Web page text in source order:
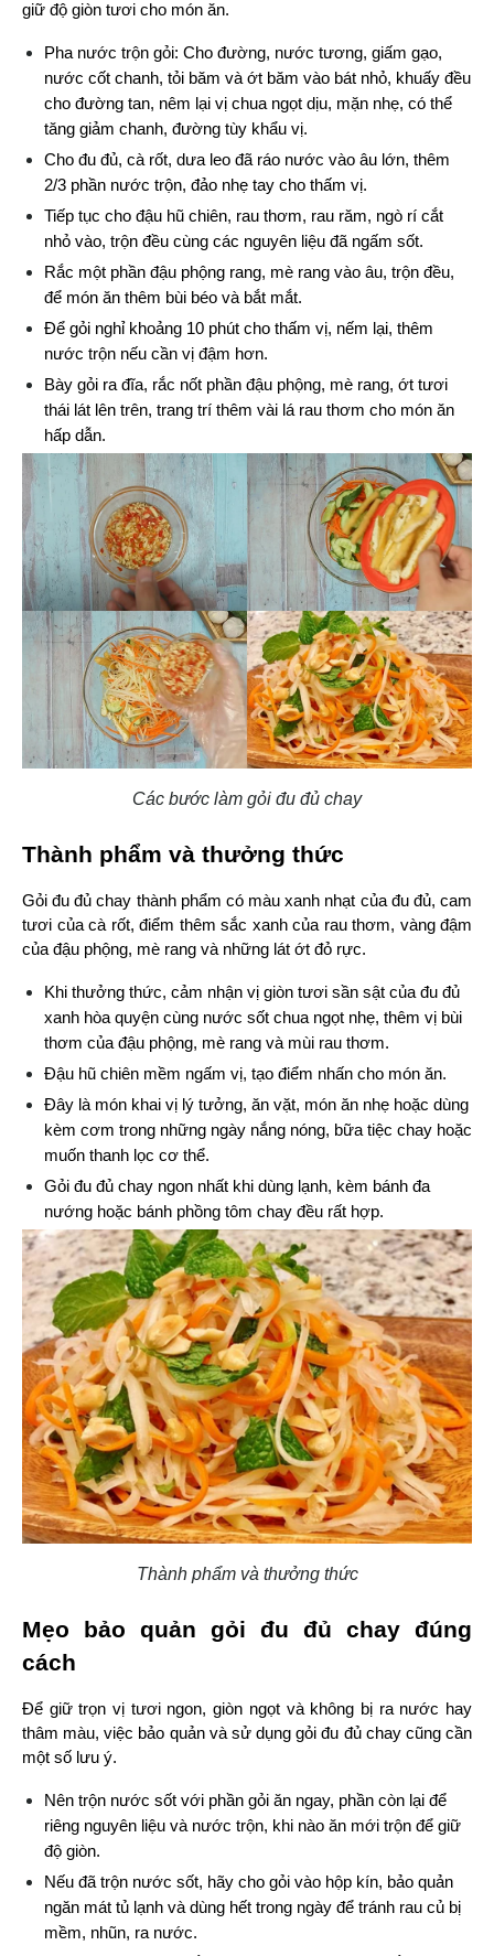
giữ độ giòn tươi cho món ăn.
Pha nước trộn gỏi: Cho đường, nước tương, giấm gạo,
nước cốt chanh, tỏi băm và ớt băm vào bát nhỏ, khuấy đều
cho đường tan, nêm lại vị chua ngọt dịu, mặn nhẹ, có thể
tăng giảm chanh, đường tùy khẩu vị.
Cho đu đủ, cà rốt, dưa leo đã ráo nước vào âu lớn, thêm
2/3 phần nước trộn, đảo nhẹ tay cho thấm vị.
Tiếp tục cho đậu hũ chiên, rau thơm, rau răm, ngò rí cắt
nhỏ vào, trộn đều cùng các nguyên liệu đã ngấm sốt.
Rắc một phần đậu phộng rang, mè rang vào âu, trộn đều,
để món ăn thêm bùi béo và bắt mắt.
Để gỏi nghỉ khoảng 10 phút cho thấm vị, nếm lại, thêm
nước trộn nếu cần vị đậm hơn.
Bày gỏi ra đĩa, rắc nốt phần đậu phộng, mè rang, ớt tươi
thái lát lên trên, trang trí thêm vài lá rau thơm cho món ăn
hấp dẫn.
Các bước làm gỏi đu đủ chay
Thành phẩm và thưởng thức
Gỏi đu đủ chay thành phẩm có màu xanh nhạt của đu đủ, cam
tươi của cà rốt, điểm thêm sắc xanh của rau thơm, vàng đậm
của đậu phộng, mè rang và những lát ớt đỏ rực.
Khi thưởng thức, cảm nhận vị giòn tươi sần sật của đu đủ
xanh hòa quyện cùng nước sốt chua ngọt nhẹ, thêm vị bùi
thơm của đậu phộng, mè rang và mùi rau thơm.
Đậu hũ chiên mềm ngấm vị, tạo điểm nhấn cho món ăn.
Đây là món khai vị lý tưởng, ăn vặt, món ăn nhẹ hoặc dùng
kèm cơm trong những ngày nắng nóng, bữa tiệc chay hoặc
muốn thanh lọc cơ thể.
Gỏi đu đủ chay ngon nhất khi dùng lạnh, kèm bánh đa
nướng hoặc bánh phồng tôm chay đều rất hợp.
Thành phẩm và thưởng thức
Mẹo bảo quản gỏi đu đủ chay đúng
cách
Để giữ trọn vị tươi ngon, giòn ngọt và không bị ra nước hay
thâm màu, việc bảo quản và sử dụng gỏi đu đủ chay cũng cần
một số lưu ý.
Nên trộn nước sốt với phần gỏi ăn ngay, phần còn lại để
riêng nguyên liệu và nước trộn, khi nào ăn mới trộn để giữ
độ giòn.
Nếu đã trộn nước sốt, hãy cho gỏi vào hộp kín, bảo quản
ngăn mát tủ lạnh và dùng hết trong ngày để tránh rau củ bị
mềm, nhũn, ra nước.